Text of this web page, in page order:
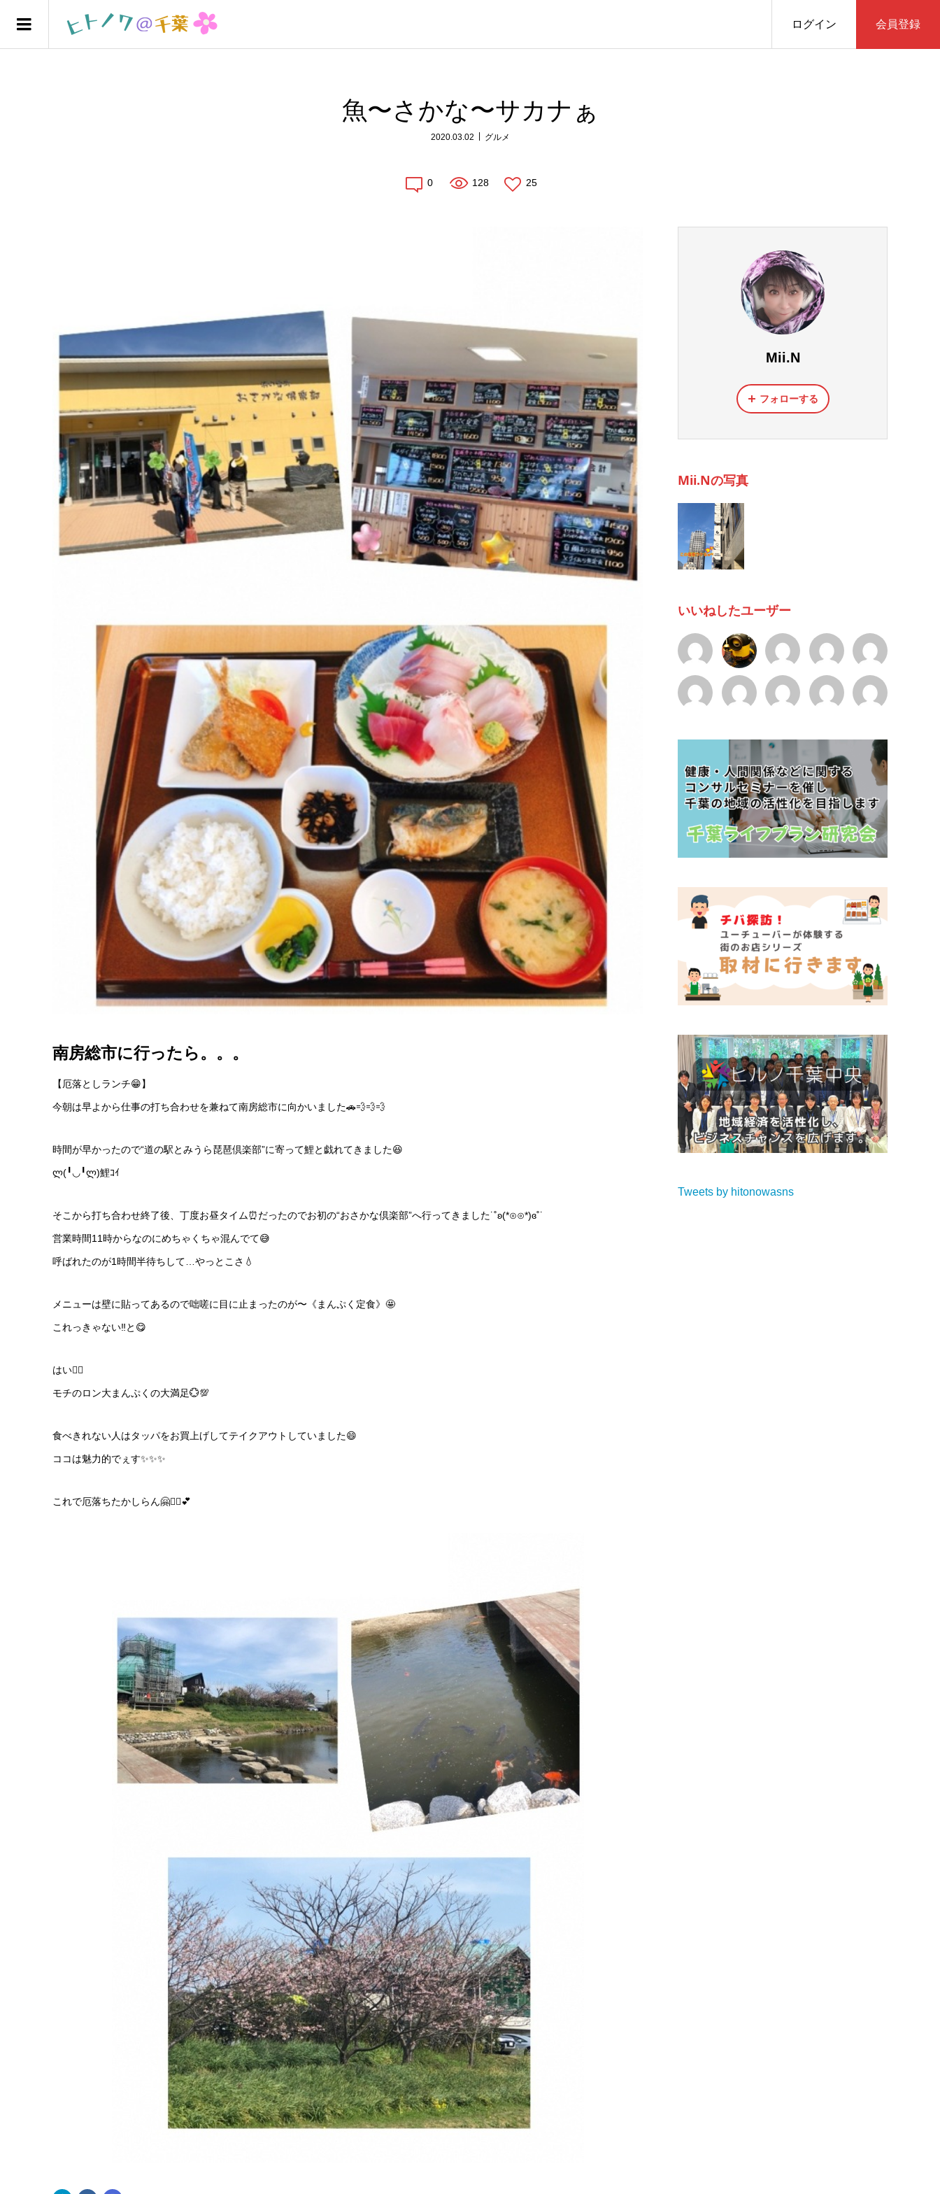
ログイン 会員登録
魚〜さかな〜サカナぁ
2020.03.02 グルメ
0 128 25
南房総市に行ったら。。。
【厄落としランチ😁】
今朝は早よから仕事の打ち合わせを兼ねて南房総市に向かいました🚗💨💨💨
時間が早かったので“道の駅とみうら琵琶倶楽部”に寄って鯉と戯れてきました😆
ლ(╹◡╹ლ)鯉ｺｲ
そこから打ち合わせ終了後、丁度お昼タイム⏰だったのでお初の“おさかな倶楽部”へ行ってきました˙˚ʚ(*⊙⊙*)ɞ˚˙
営業時間11時からなのにめちゃくちゃ混んでて😅
呼ばれたのが1時間半待ちして…やっとこさ💧
メニューは壁に貼ってあるので咄嗟に目に止まったのが〜《まんぷく定食》🤩
これっきゃない‼️と😋
はい🙋‍♀️
モチのロン大まんぷくの大満足💮💯
食べきれない人はタッパをお買上げしてテイクアウトしていました😄
ココは魅力的でぇす✨✨✨
これで厄落ちたかしらん🤗🙆‍♀️💕
Mii.N
フォローする
Mii.Nの写真
いいねしたユーザー
Tweets by hitonowasns